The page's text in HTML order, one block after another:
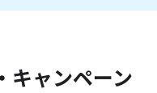
キャンペーン